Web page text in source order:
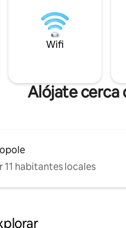
Wifi
Alójate cerca
11 habitantes locales